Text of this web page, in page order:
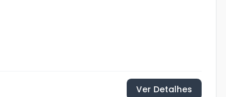
Ver Detalhes